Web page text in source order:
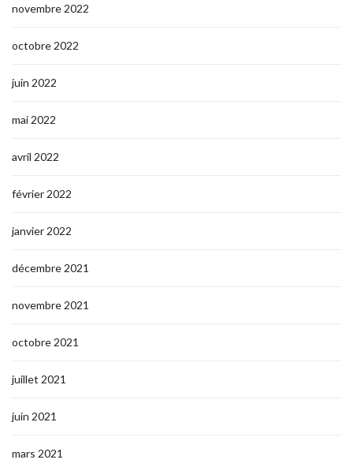
novembre 2022
octobre 2022
juin 2022
mai 2022
avril 2022
février 2022
janvier 2022
décembre 2021
novembre 2021
octobre 2021
juillet 2021
juin 2021
mars 2021